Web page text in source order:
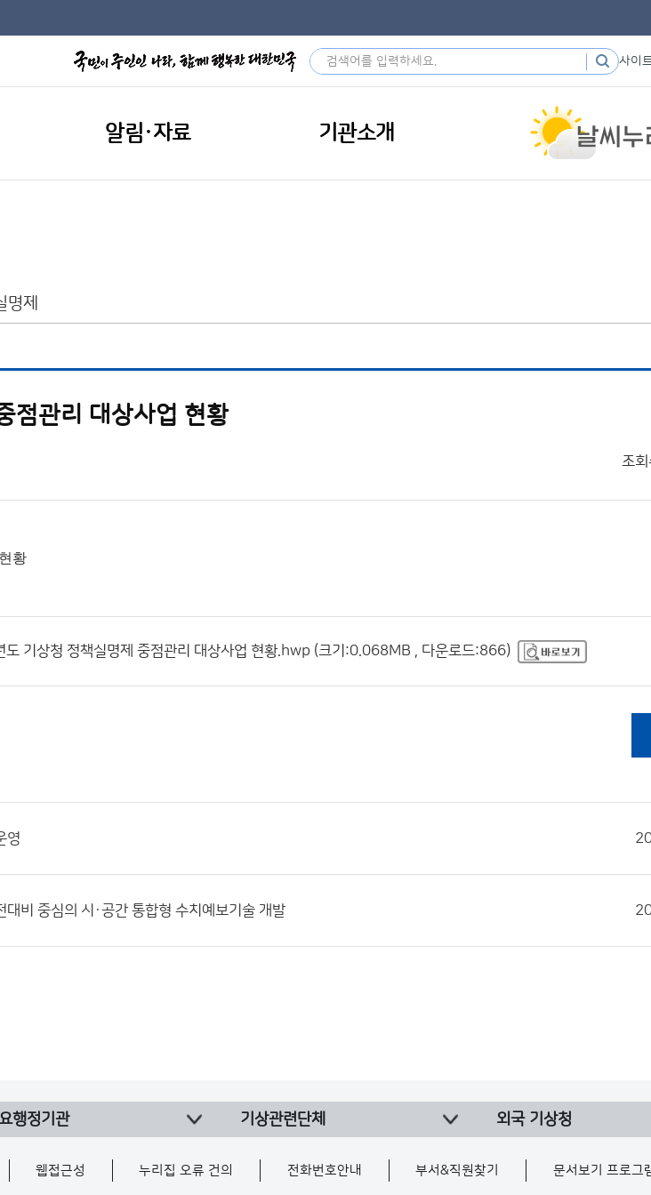
사이
알림·자료 기관소개
명제
점관리 대상사업 현황
조회
황
기상청 정책실명제 중점관리 대상사업 현황.hwp (크기:0.068MB , 다운로드:866)
영
비 중심의 시·공간 통합형 수치예보기술 개발
행정기관 기상관련단체 외국 기상청
웹접근성 누리집 오류 건의 전화번호안내 부서&직원찾기 문서보기 프로그